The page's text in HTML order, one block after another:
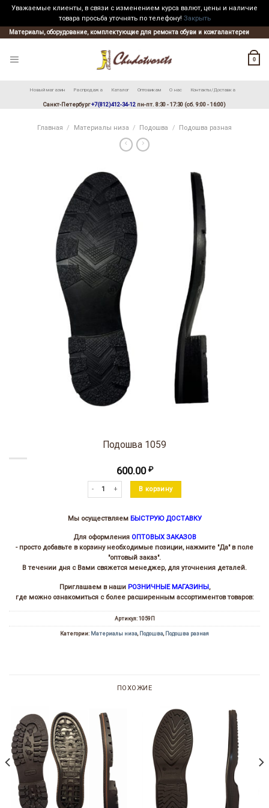
Уважаемые клиенты, в связи с изменением курса валют, цены и наличие
товара просьба уточнять по телефону! Закрыть
Skip
to
Материалы, оборудование, комплектующие для ремонта обуви и кожгалантереи
0
Новый магазин Распродажа Каталог Оптовикам О нас Контакты/Доставка
Санкт-Петербург+7(812)412-34-12 пн-пт. 8:30 - 17:30 (сб. 9:00 - 16:00)
Главная / Материалы низа / Подошва / Подошва разная
Подошва 1059
600.00 ₽
Количество товара Подошва 1059
В корзину
Мы осуществляем БЫСТРУЮ ДОСТАВКУ
Для оформления ОПТОВЫХ ЗАКАЗОВ
- просто добавьте в корзину необходимые позиции, нажмите "Да" в поле
"оптовый заказ".
В течении дня с Вами свяжется менеджер, для уточнения деталей.
Приглашаем в наши РОЗНИЧНЫЕ МАГАЗИНЫ,
где можно ознакомиться с более расширенным ассортиментов товаров:
Артикул: 1059П
Категории: Материалы низа, Подошва, Подошва разная
ПОХОЖИЕ